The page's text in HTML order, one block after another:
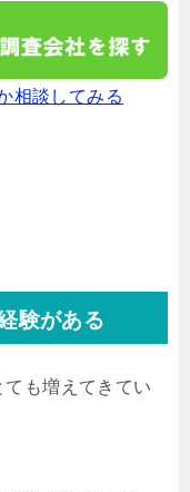
相談してみる
験がある
も増えてきてい